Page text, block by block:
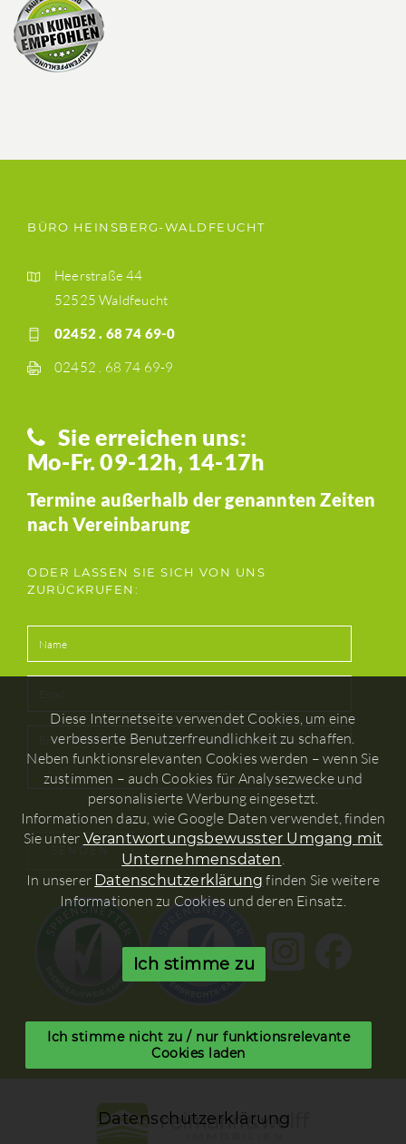
BÜRO HEINSBERG-WALDFEUCHT
Heerstraße 44
52525 Waldfeucht
02452 . 68 74 69-0
02452 . 68 74 69-9
Sie erreichen uns:
Mo-Fr. 09-12h, 14-17h
Termine außerhalb der genannten Zeiten
nach Vereinbarung
ODER LASSEN SIE SICH VON UNS
ZURÜCKRUFEN:
Diese Internetseite verwendet Cookies, um eine
verbesserte Benutzerfreundlichkeit zu schaffen.
Neben funktionsrelevanten Cookies werden – wenn Sie
zustimmen – auch Cookies für Analysezwecke und
personalisierte Werbung eingesetzt.
Informationen dazu, wie Google Daten verwendet, finden
Sie unter Verantwortungsbewusster Umgang mit
Unternehmensdaten.
In unserer Datenschutzerklärung finden Sie weitere
Informationen zu Cookies und deren Einsatz.
Ich stimme zu
Ich stimme nicht zu / nur funktionsrelevante
Cookies laden
Datenschutzerklärung